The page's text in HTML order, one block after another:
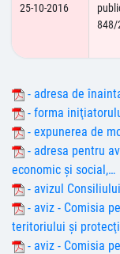
25-10-2016
848/
- adresa de
- forma
- expunerea de
- adresa pentru
economic şi social,…
- avizul
- aviz - Comisia
teritoriului şi
- aviz - Comisia